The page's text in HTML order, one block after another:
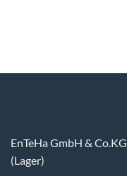
EnTeHa GmbH & Co.KG
(Lager)